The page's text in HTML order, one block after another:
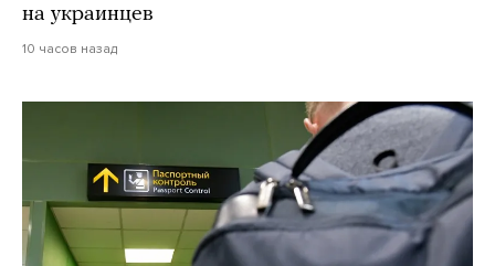
на украинцев
10 часов назад